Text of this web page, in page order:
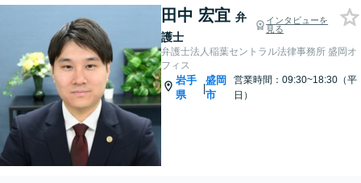
田中 宏宜 弁
護士
インタビューを
見る
弁護士法人稲葉セントラル法律事務所 盛岡オ
フィス
岩手
県
|
盛岡
市
営業時間：09:30~18:30（平
日）